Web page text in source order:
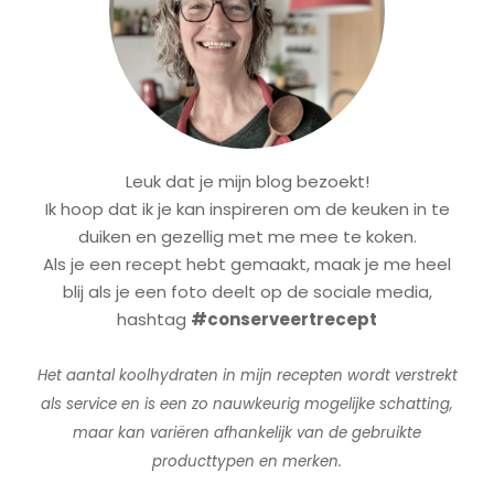
Leuk dat je mijn blog bezoekt!
Ik hoop dat ik je kan inspireren om de keuken in te
duiken en gezellig met me mee te koken.
Als je een recept hebt gemaakt, maak je me heel
blij als je een foto deelt op de sociale media,
hashtag #conserveertrecept
Het aantal koolhydraten in mijn recepten wordt verstrekt
als service en is een zo nauwkeurig mogelijke schatting,
maar kan variëren afhankelijk van de gebruikte
producttypen en merken.